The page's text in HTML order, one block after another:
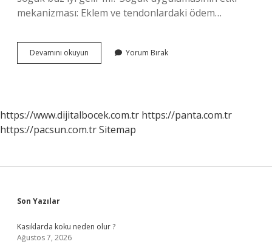
mekanizması: Eklem ve tendonlardaki ödem…
Devamını okuyun
Ödemi
Yorum Bırak
https://www.dijitalbocek.com.tr https://panta.com.tr
https://pacsun.com.trSitemap
Sidebar
Son Yazılar
Kasıklarda koku neden olur ?
Ağustos 7, 2026